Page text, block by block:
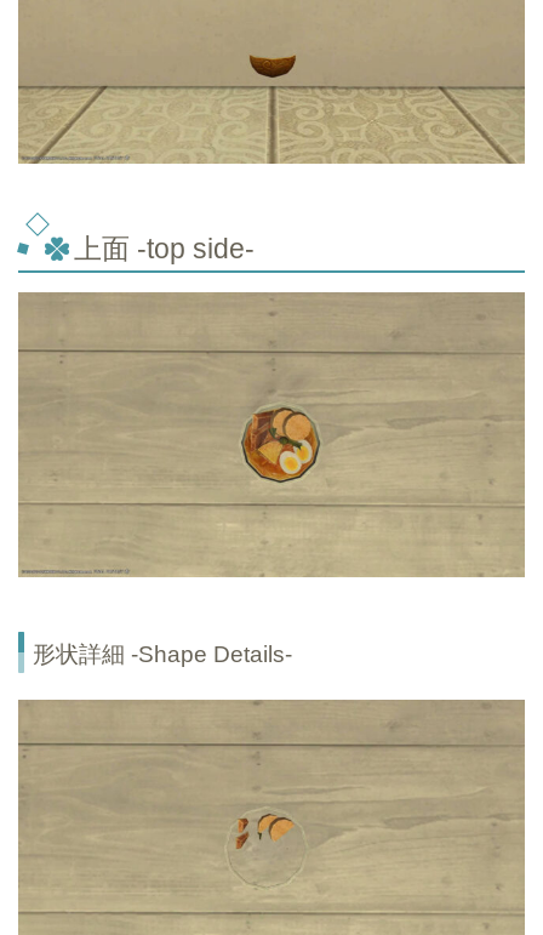
上面 -top side-
形状詳細 -Shape Details-